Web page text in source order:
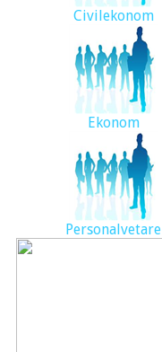
Civilekonom
Ekonom
Personalvetare